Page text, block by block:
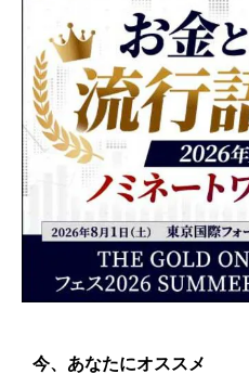
今、あなたにオススメ